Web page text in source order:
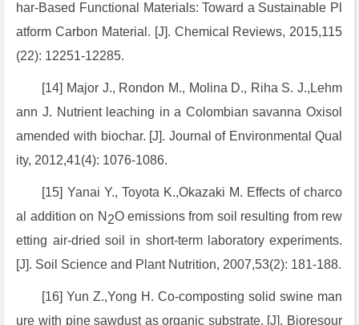
har-Based Functional Materials: Toward a Sustainable Pl
atform Carbon Material. [J]. Chemical Reviews, 2015,115
(22): 12251-12285.
[14] Major J., Rondon M., Molina D., Riha S. J.,Lehm
ann J. Nutrient leaching in a Colombian savanna Oxisol
amended with biochar. [J]. Journal of Environmental Qual
ity, 2012,41(4): 1076-1086.
[15] Yanai Y., Toyota K.,Okazaki M. Effects of charco
al addition on N 2O emissions from soil resulting from rew
etting air-dried soil in short-term laboratory experiments.
[J]. Soil Science and Plant Nutrition, 2007,53(2): 181-188.
[16] Yun Z.,Yong H. Co-composting solid swine man
ure with pine sawdust as organic substrate. [J]. Bioresour